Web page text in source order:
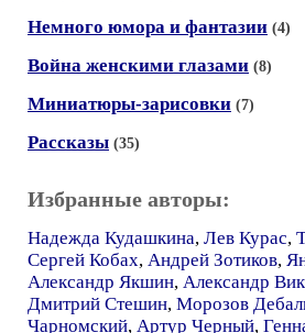
Немного юмора и фантазии (4)
Война женскими глазами (8)
Миниатюры-зарисовки (7)
Рассказы (35)
Избранные авторы:
Надежда Кудашкина, Лев Курас,
Сергей Кобах, Андрей Зотиков,
Александр Якшин, Александр
Дмитрий Стешин, Морозов
Чарномский, Артур Черный,